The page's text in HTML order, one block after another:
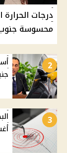
محسوسة جنوب
2
3